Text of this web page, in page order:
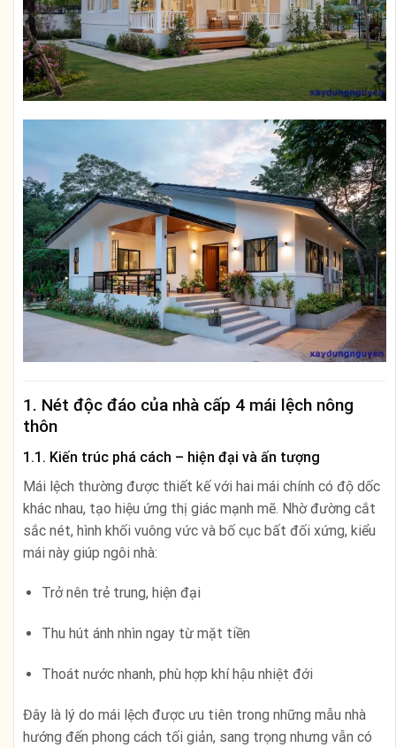
1. Nét độc đáo của nhà cấp 4 mái lệch nông
thôn
1.1. Kiến trúc phá cách – hiện đại và ấn tượng
Mái lệch thường được thiết kế với hai mái chính có độ dốc
khác nhau, tạo hiệu ứng thị giác mạnh mẽ. Nhờ đường cắt
sắc nét, hình khối vuông vức và bố cục bất đối xứng, kiểu
mái này giúp ngôi nhà:
Trở nên trẻ trung, hiện đại
Thu hút ánh nhìn ngay từ mặt tiền
Thoát nước nhanh, phù hợp khí hậu nhiệt đới
Đây là lý do mái lệch được ưu tiên trong những mẫu nhà
hướng đến phong cách tối giản, sang trọng nhưng vẫn có